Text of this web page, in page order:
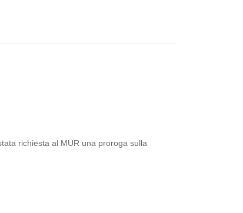
richiesta al MUR una proroga sulla